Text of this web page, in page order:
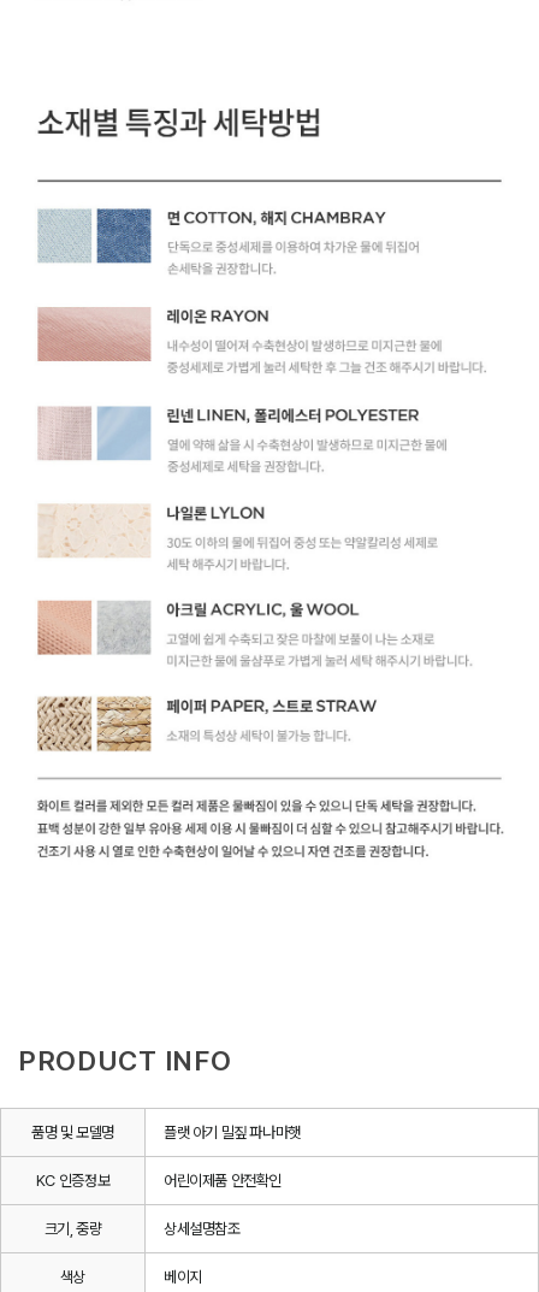
PRODUCT INFO
품명 및 모델명 플랫 아기 밀짚 파나마햇
KC 인증정보 어린이제품 안전확인
크기, 중량 상세설명참조
색상 베이지